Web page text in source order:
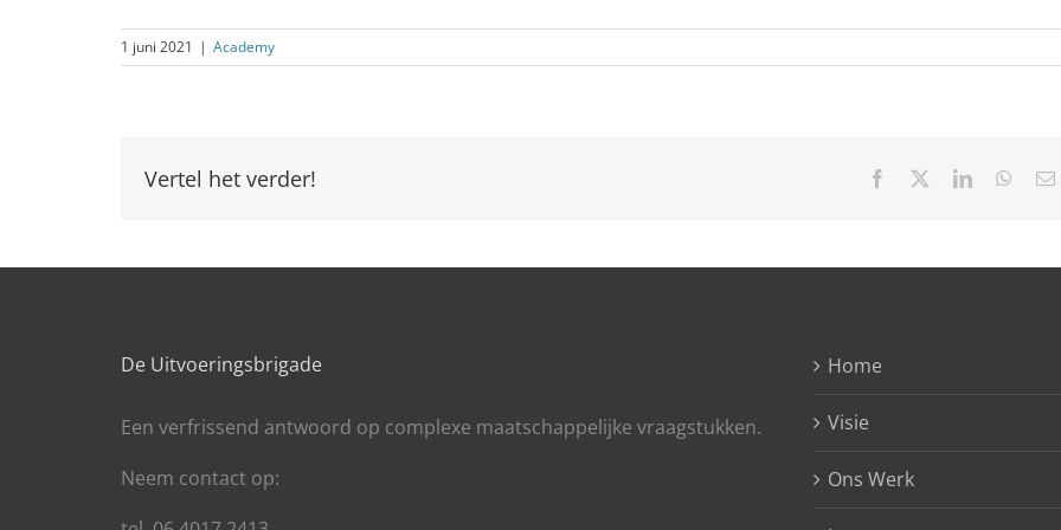
1 juni 2021 | Academy
Vertel het verder! Facebook LinkedIn
De Uitvoeringsbrigade
Een verfrissend antwoord op complexe maatschappelijke vraagstukken.
Neem contact op:
Home
Visie
Ons Werk